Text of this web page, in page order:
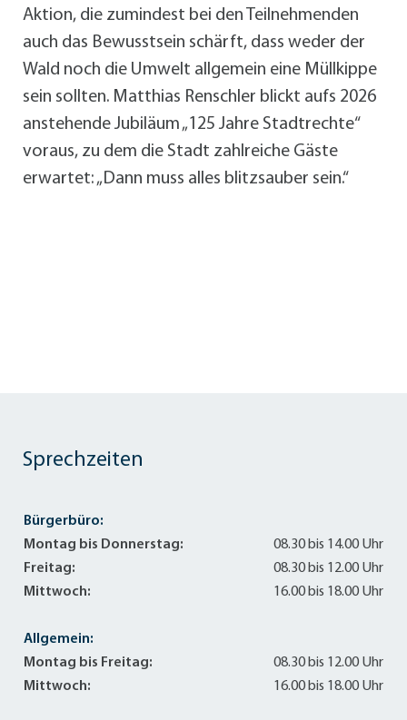
Aktion, die zumindest bei den Teilnehmenden
auch das Bewusstsein schärft, dass weder der
Wald noch die Umwelt allgemein eine Müllkippe
sein sollten. Matthias Renschler blickt aufs 2026
anstehende Jubiläum „125 Jahre Stadtrechte“
voraus, zu dem die Stadt zahlreiche Gäste
erwartet: „Dann muss alles blitzsauber sein.“
Sprechzeiten
Bürgerbüro:
Montag bis Donnerstag:
08.30 bis 14.00 Uhr
Freitag:
08.30 bis 12.00 Uhr
Mittwoch:
16.00 bis 18.00 Uhr
Allgemein:
Montag bis Freitag:
08.30 bis 12.00 Uhr
Mittwoch:
16.00 bis 18.00 Uhr